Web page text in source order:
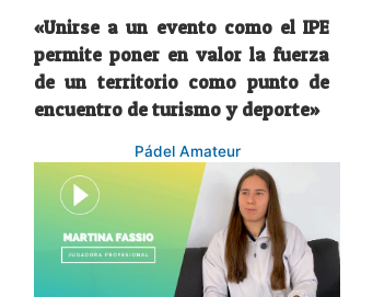
«Unirse a un evento como el IPE
permite poner en valor la fuerza
de un territorio como punto de
encuentro de turismo y deporte»
Pádel Amateur